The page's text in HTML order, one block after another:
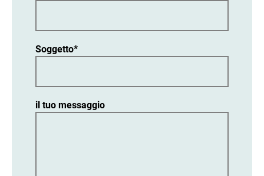
Soggetto*
il tuo messaggio